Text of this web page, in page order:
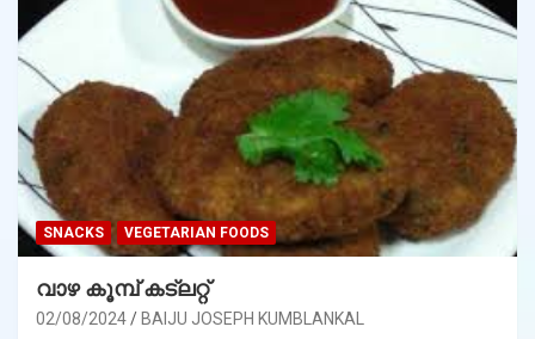
SNACKS VEGETARIAN FOODS
വാഴ കൂമ്പ് കട്ലറ്റ്
02/08/2024 BAIJU JOSEPH KUMBLANKAL